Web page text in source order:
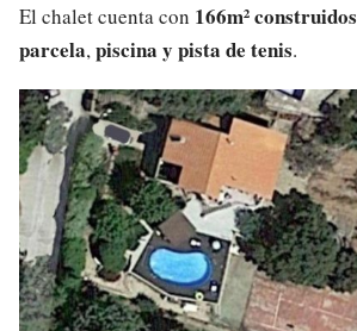
El chalet cuenta con 166m² construidos
parcela,piscina y pista de tenis.